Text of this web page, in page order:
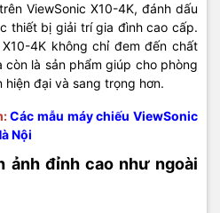
ViewSonic X10-4K, đánh dấu
thiết bị giải trí gia đình cao cấp.
X10-4K không chỉ đem đến chất
còn là sản phẩm giúp cho phòng
đại và sang trọng hơn.
Các mẫu máy chiếu ViewSonic
Nội
ảnh đỉnh cao như ngoài